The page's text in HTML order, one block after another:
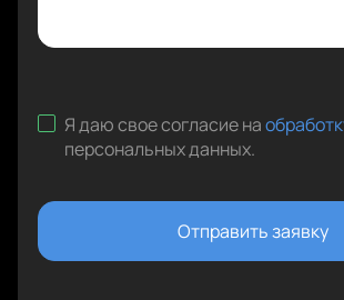
Я даю свое согласие на
персональных данных.
Отправить заявку